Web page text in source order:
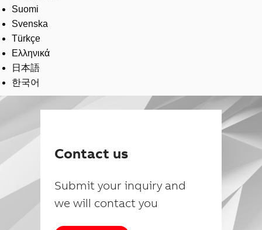
Suomi
Svenska
Türkçe
Ελληνικά
日本語
한국어
Contact us
Submit your inquiry and
we will contact you